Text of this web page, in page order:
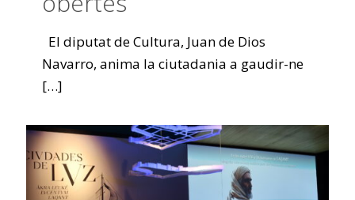
El diputat de Cultura, Juan de Dios
Navarro, anima la ciutadania a gaudir-ne
[…]